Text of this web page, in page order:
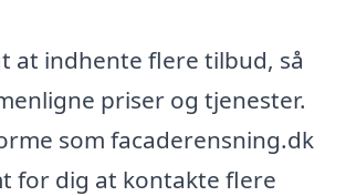
at indhente flere tilbud, så
priser og tjenester.
som facaderensning.dk
for dig at kontakte flere